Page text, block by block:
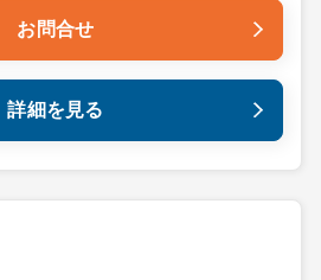
お問合せ
詳細を見る